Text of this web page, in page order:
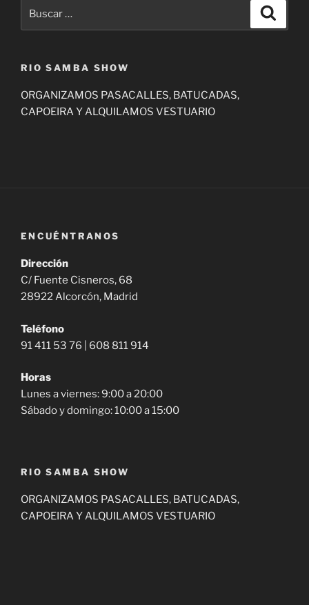
RIO SAMBA SHOW
ORGANIZAMOS PASACALLES, BATUCADAS,
CAPOEIRA Y ALQUILAMOS VESTUARIO
ENCUÉNTRANOS
Dirección
C/ Fuente Cisneros, 68
28922 Alcorcón, Madrid
Teléfono
91 411 53 76 | 608 811 914
Horas
Lunes a viernes: 9:00 a 20:00
Sábado y domingo: 10:00 a 15:00
RIO SAMBA SHOW
ORGANIZAMOS PASACALLES, BATUCADAS,
CAPOEIRA Y ALQUILAMOS VESTUARIO